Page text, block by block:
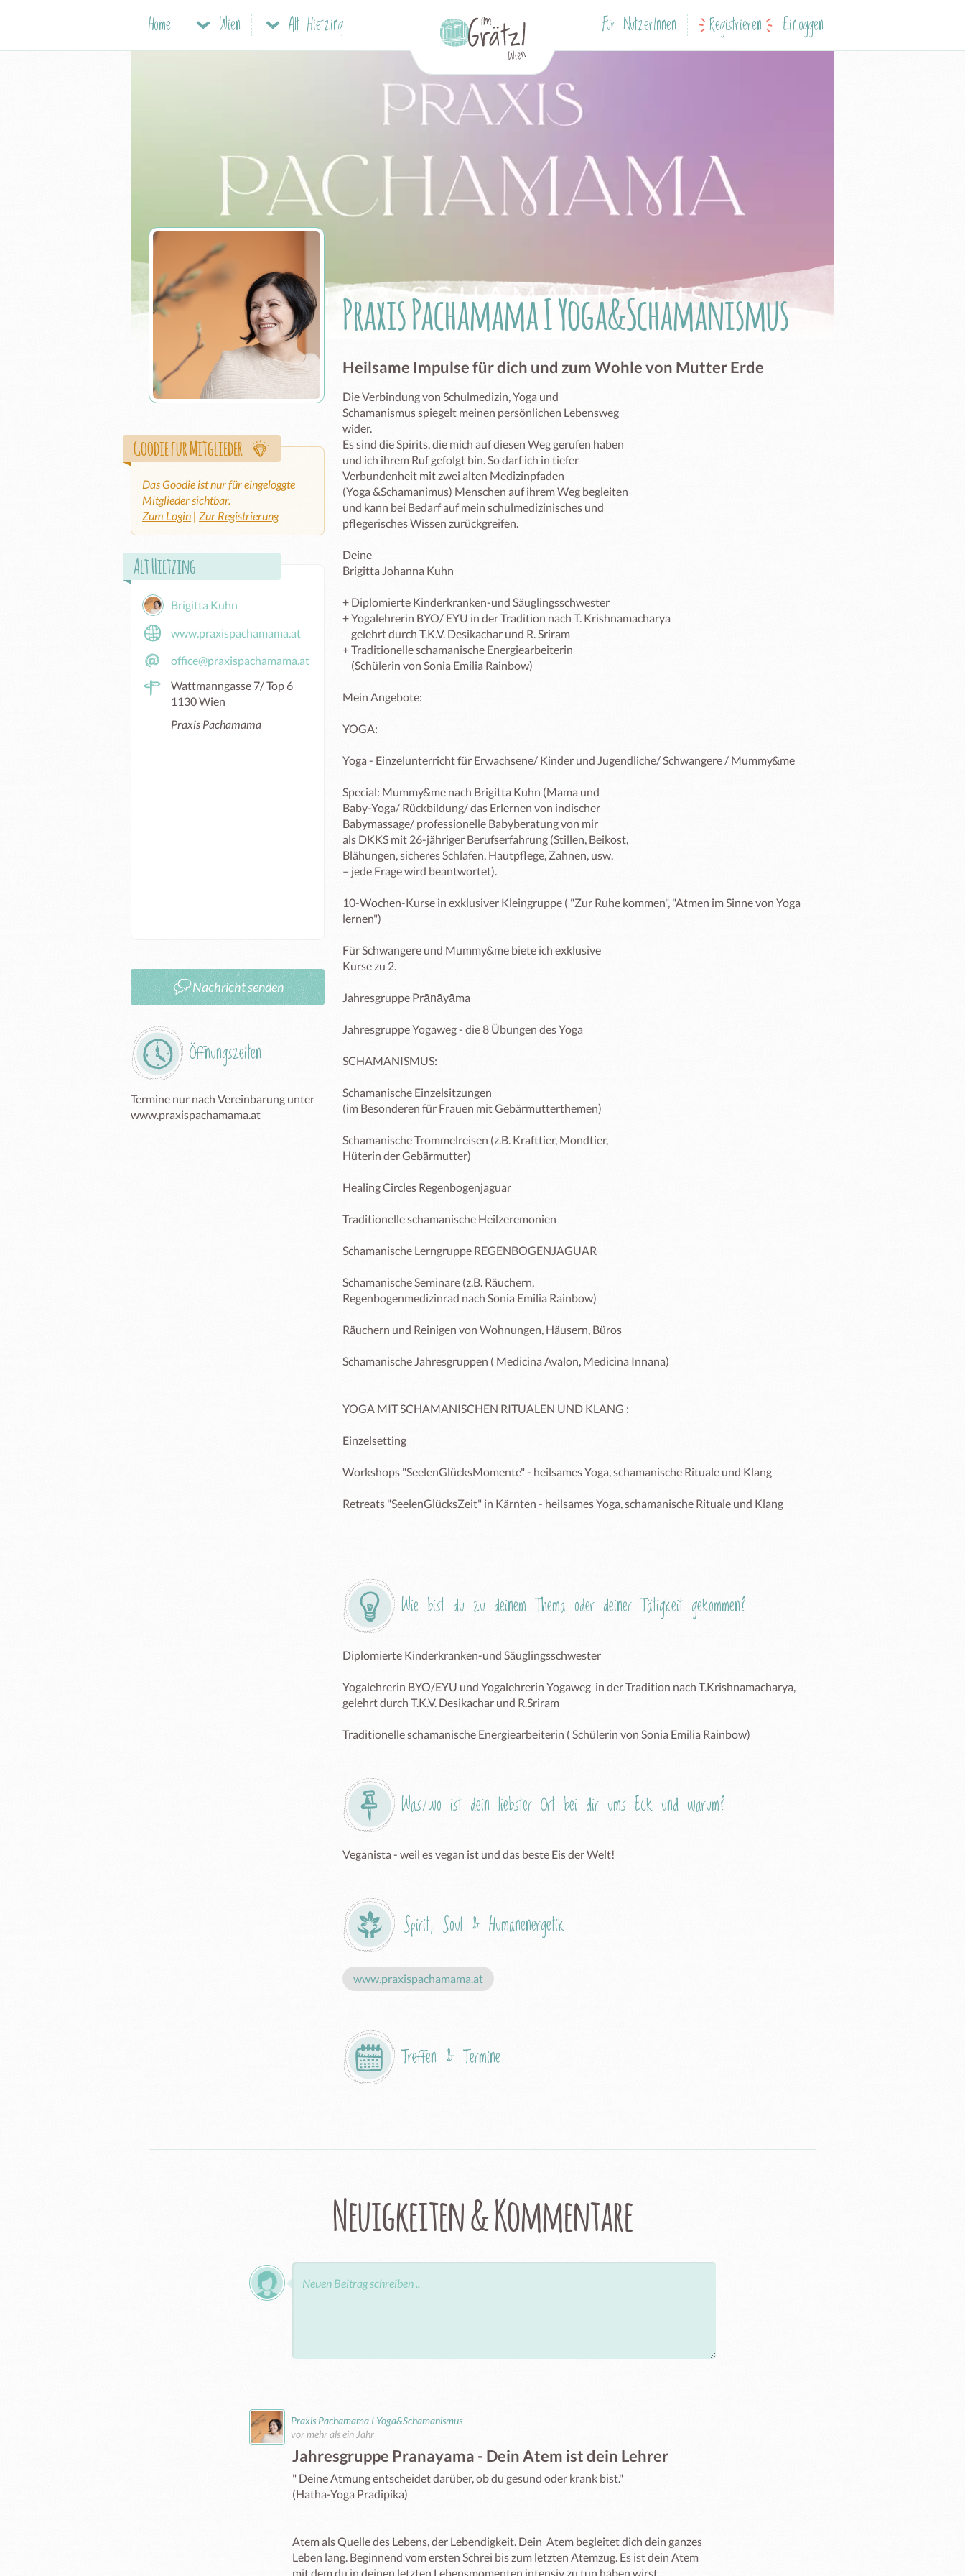
Home Wien Alt Hietzing Für NutzerInnen Registrieren Einloggen
Praxis Pachamama I Yoga&Schamanismus
Heilsame Impulse für dich und zum Wohle von Mutter Erde
Die Verbindung von Schulmedizin, Yoga und
Schamanismus spiegelt meinen persönlichen Lebensweg
wider.
Es sind die Spirits, die mich auf diesen Weg gerufen haben
und ich ihrem Ruf gefolgt bin. So darf ich in tiefer
Verbundenheit mit zwei alten Medizinpfaden
(Yoga &Schamanimus) Menschen auf ihrem Weg begleiten
und kann bei Bedarf auf mein schulmedizinisches und
pflegerisches Wissen zurückgreifen.
Deine
Brigitta Johanna Kuhn
+ Diplomierte Kinderkranken-und Säuglingsschwester
+ Yogalehrerin BYO/ EYU in der Tradition nach T. Krishnamacharya
+ Traditionelle schamanische Energiearbeiterin
Mein Angebote:
YOGA:
Yoga - Einzelunterricht für Erwachsene/ Kinder und Jugendliche/ Schwangere / Mummy&me
Special: Mummy&me nach Brigitta Kuhn (Mama und
Baby-Yoga/ Rückbildung/ das Erlernen von indischer
Babymassage/ professionelle Babyberatung von mir
als DKKS mit 26-jähriger Berufserfahrung (Stillen, Beikost,
Blähungen, sicheres Schlafen, Hautpflege, Zahnen, usw.
– jede Frage wird beantwortet).
10-Wochen-Kurse in exklusiver Kleingruppe ( "Zur Ruhe kommen", "Atmen im Sinne von Yoga
lernen")
Für Schwangere und Mummy&me biete ich exklusive
Kurse zu 2.
Jahresgruppe Prāṇāyāma
Jahresgruppe Yogaweg - die 8 Übungen des Yoga
SCHAMANISMUS:
Schamanische Einzelsitzungen
(im Besonderen für Frauen mit Gebärmutterthemen)
Schamanische Trommelreisen (z.B. Krafttier, Mondtier,
Hüterin der Gebärmutter)
Healing Circles Regenbogenjaguar
Traditionelle schamanische Heilzeremonien
Schamanische Lerngruppe REGENBOGENJAGUAR
Schamanische Seminare (z.B. Räuchern,
Regenbogenmedizinrad nach Sonia Emilia Rainbow)
Räuchern und Reinigen von Wohnungen, Häusern, Büros
Schamanische Jahresgruppen ( Medicina Avalon, Medicina Innana)
YOGA MIT SCHAMANISCHEN RITUALEN UND KLANG :
Einzelsetting
Workshops "SeelenGlücksMomente" - heilsames Yoga, schamanische Rituale und Klang
Retreats "SeelenGlücksZeit" in Kärnten - heilsames Yoga, schamanische Rituale und Klang
Wie bist du zu deinem Thema oder deiner Tätigkeit gekommen?
Diplomierte Kinderkranken-und Säuglingsschwester
Yogalehrerin BYO/EYU und Yogalehrerin Yogaweg  in der Tradition nach T.Krishnamacharya,
gelehrt durch T.K.V. Desikachar und R.Sriram
Traditionelle schamanische Energiearbeiterin ( Schülerin von Sonia Emilia Rainbow)
Was/wo ist dein liebster Ort bei dir ums Eck und warum?
Veganista - weil es vegan ist und das beste Eis der Welt!
Spirit, Soul & Humanenergetik
www.praxispachamama.at
Treffen & Termine
Goodie für Mitglieder
Das Goodie ist nur für eingeloggte
Mitglieder sichtbar.
Zum Login | Zur Registrierung
Alt Hietzing
Brigitta Kuhn
www.praxispachamama.at
office@praxispachamama.at
Wattmanngasse 7/ Top 6
1130 Wien
Praxis Pachamama
Nachricht senden
Öffnungszeiten
Termine nur nach Vereinbarung unter
www.praxispachamama.at
Neuigkeiten & Kommentare
Praxis Pachamama I Yoga&Schamanismus
vor mehr als ein Jahr
Jahresgruppe Pranayama - Dein Atem ist dein Lehrer
" Deine Atmung entscheidet darüber, ob du gesund oder krank bist."
(Hatha-Yoga Pradipika)
Atem als Quelle des Lebens, der Lebendigkeit. Dein  Atem begleitet dich dein ganzes
Leben lang. Beginnend vom ersten Schrei bis zum letzten Atemzug. Es ist dein Atem
mit dem du in deinen letzten Lebensmomenten intensiv zu tun haben wirst.